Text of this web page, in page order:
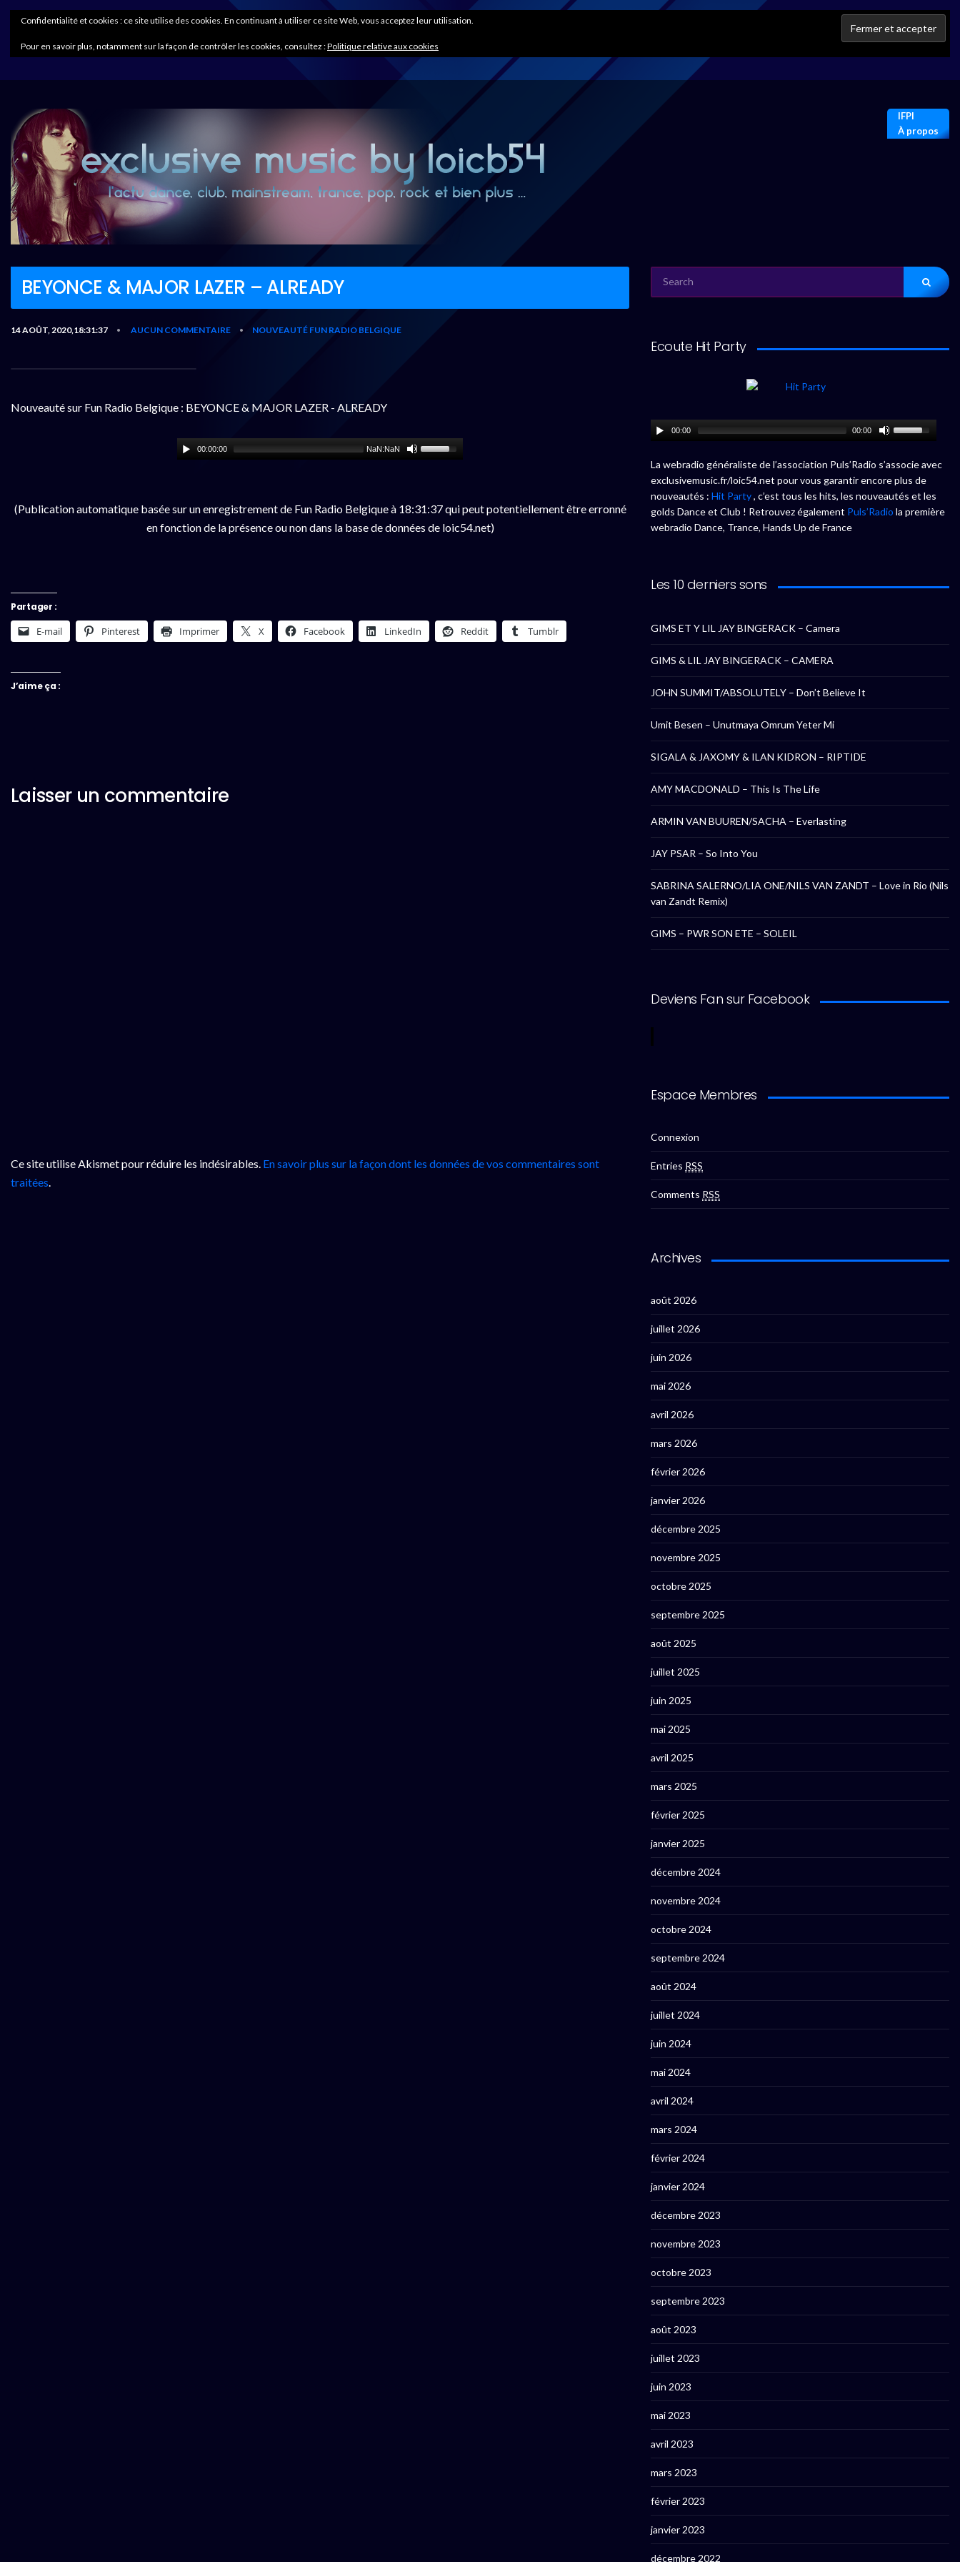
IFPI
À propos
BEYONCE & MAJOR LAZER – ALREADY
14 AOÛT, 2020,18:31:37 • AUCUN COMMENTAIRE • NOUVEAUTÉ FUN RADIO BELGIQUE
Nouveauté sur Fun Radio Belgique : BEYONCE & MAJOR LAZER - ALREADY
00:00:00 NaN:NaN
(Publication automatique basée sur un enregistrement de Fun Radio Belgique à 18:31:37 qui peut potentiellement être erronné
en fonction de la présence ou non dans la base de données de loic54.net)
Partager :
E-mail Pinterest Imprimer X Facebook LinkedIn Reddit Tumblr
J’aime ça :
Laisser un commentaire
Ce site utilise Akismet pour réduire les indésirables. En savoir plus sur la façon dont les données de vos commentaires sont
traitées.
FOR:
Ecoute Hit Party
00:00 00:00
La webradio généraliste de l’association Puls’Radio s’associe avec
exclusivemusic.fr/loic54.net pour vous garantir encore plus de
nouveautés : Hit Party, c’est tous les hits, les nouveautés et les
golds Dance et Club ! Retrouvez également Puls’Radio la première
webradio Dance, Trance, Hands Up de France
Les 10 derniers sons
GIMS ET Y LIL JAY BINGERACK – Camera
GIMS & LIL JAY BINGERACK – CAMERA
JOHN SUMMIT/ABSOLUTELY – Don’t Believe It
Umit Besen – Unutmaya Omrum Yeter Mi
SIGALA & JAXOMY & ILAN KIDRON – RIPTIDE
AMY MACDONALD – This Is The Life
ARMIN VAN BUUREN/SACHA – Everlasting
JAY PSAR – So Into You
SABRINA SALERNO/LIA ONE/NILS VAN ZANDT – Love in Rio (Nils
van Zandt Remix)
GIMS – PWR SON ETE – SOLEIL
Deviens Fan sur Facebook
Espace Membres
Connexion
Entries RSS
Comments RSS
Archives
août 2026
juillet 2026
juin 2026
mai 2026
avril 2026
mars 2026
février 2026
janvier 2026
décembre 2025
novembre 2025
octobre 2025
septembre 2025
août 2025
juillet 2025
juin 2025
mai 2025
avril 2025
mars 2025
février 2025
janvier 2025
décembre 2024
novembre 2024
octobre 2024
septembre 2024
août 2024
juillet 2024
juin 2024
mai 2024
avril 2024
mars 2024
février 2024
janvier 2024
décembre 2023
novembre 2023
octobre 2023
septembre 2023
août 2023
juillet 2023
juin 2023
mai 2023
avril 2023
mars 2023
février 2023
janvier 2023
décembre 2022
Confidentialité et cookies : ce site utilise des cookies. En continuant à utiliser ce site Web, vous acceptez leur utilisation.
Pour en savoir plus, notamment sur la façon de contrôler les cookies, consultez :Politique relative aux cookies